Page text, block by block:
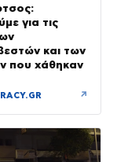
για τις
και των
που χάθηκαν
↗